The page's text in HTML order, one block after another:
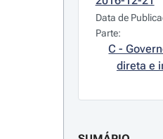
Data de
Parte:
C -
direta e